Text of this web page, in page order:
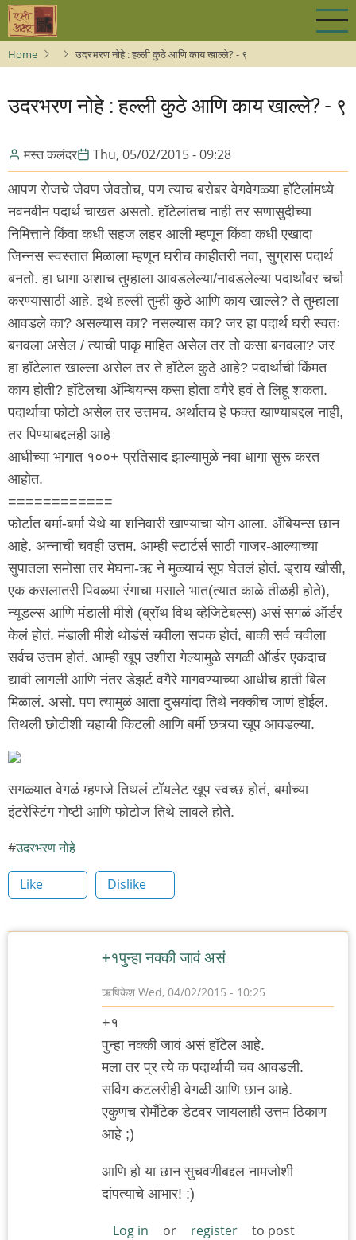
Skip
main
content
Home उदरभरण नोहे : हल्ली कुठे आणि काय खाल्ले? - ९
उदरभरण नोहे : हल्ली कुठे आणि काय खाल्ले? - ९
मस्त कलंदर Thu, 05/02/2015 - 09:28
आपण रोजचे जेवण जेवतोच, पण त्याच बरोबर वेगवेगळ्या हॉटेलांमध्ये
नवनवीन पदार्थ चाखत असतो. हॉटेलांतच नाही तर सणासुदीच्या
निमित्ताने किंवा कधी सहज लहर आली म्हणून किंवा कधी एखादा
जिन्नस स्वस्तात मिळाला म्हणून घरीच काहीतरी नवा, सुग्रास पदार्थ
बनतो. हा धागा अशाच तुम्हाला आवडलेल्या/नावडलेल्या पदार्थांवर चर्चा
करण्यासाठी आहे. इथे हल्ली तुम्ही कुठे आणि काय खाल्ले? ते तुम्हाला
आवडले का? असल्यास का? नसल्यास का? जर हा पदार्थ घरी स्वतः
बनवला असेल / त्याची पाकृ माहित असेल तर तो कसा बनवला? जर
हा हॉटेलात खाल्ला असेल तर ते हॉटेल कुठे आहे? पदार्थाची किंमत
काय होती? हॉटेलचा अ‍ॅम्बियन्स कसा होता वगैरे हवं ते लिहू शकता.
पदार्थाचा फोटो असेल तर उत्तमच. अर्थातच हे फक्त खाण्याबद्दल नाही,
तर पिण्याबद्दलही आहे
आधीच्या भागात १००+ प्रतिसाद झाल्यामुळे नवा धागा सुरू करत
आहोत.
============
फोर्टात बर्मा-बर्मा येथे या शनिवारी खाण्याचा योग आला. अँबियन्स छान
आहे. अन्नाची चवही उत्तम. आम्ही स्टार्टर्स साठी गाजर-आल्याच्या
सुपातला समोसा तर मेघना-ऋ ने मुळ्याचं सूप घेतलं होतं. ड्राय खौसी,
एक कसलातरी पिवळ्या रंगाचा मसाले भात(त्यात काळे तीळही होते),
न्यूडल्स आणि मंडाली मीशे (ब्रॉथ विथ व्हेजिटेबल्स) असं सगळं ऑर्डर
केलं होतं. मंडाली मीशे थोडंसं चवीला सपक होतं, बाकी सर्व चवीला
सर्वच उत्तम होतं. आम्ही खूप उशीरा गेल्यामुळे सगळी ऑर्डर एकदाच
द्यावी लागली आणि नंतर डेझर्ट वगैरे मागवण्याच्या आधीच हाती बिल
मिळालं. असो. पण त्यामुळं आता दुसर्‍यांदा तिथे नक्कीच जाणं होईल.
तिथली छोटीशी चहाची किटली आणि बर्मी छत्र्या खूप आवडल्या.
सगळ्यात वेगळं म्हणजे तिथलं टॉयलेट खूप स्वच्छ होतं, बर्माच्या
इंटरेस्टिंग गोष्टी आणि फोटोज तिथे लावले होते.
उदरभरण नोहे
Like Dislike
+१पुन्हा नक्की जावं असं
ऋषिकेश Wed, 04/02/2015 - 10:25
+१
पुन्हा नक्की जावं असं हॉटेल आहे.
मला तर प्र त्ये क पदार्थाची चव आवडली.
सर्विग कटलरीही वेगळी आणि छान आहे.
एकुणच रोमँटिक डेटवर जायलाही उत्तम ठिकाण
आहे ;)
आणि हो या छान सुचवणीबद्दल नामजोशी
दांपत्याचे आभार! :)
Log in or register
to post